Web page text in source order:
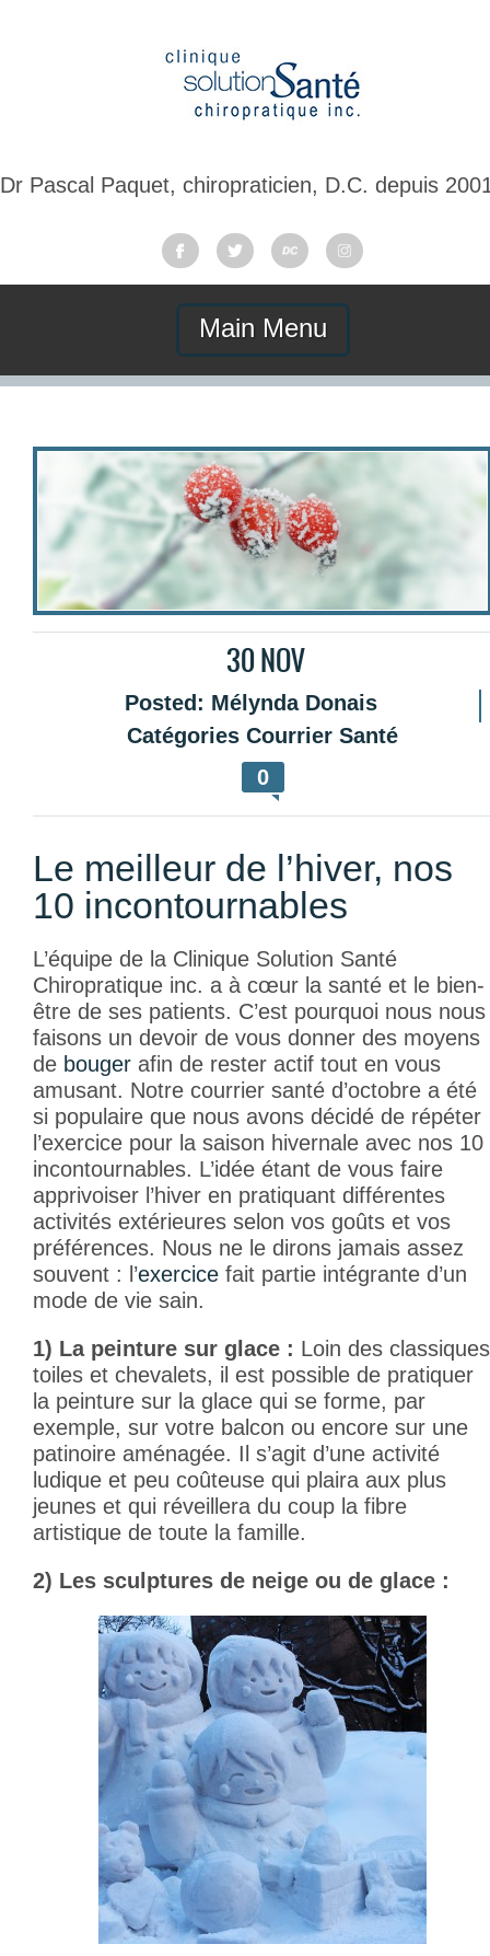
Dr Pascal Paquet, chiropraticien, D.C. depuis
Main Menu
30 NOV
Posted: Mélynda Donais
Catégories Courrier Santé
0
Le meilleur de l’hiver, nos
10 incontournables
L’équipe de la Clinique Solution Santé
Chiropratique inc. a à cœur la santé et le bien-
être de ses patients. C’est pourquoi nous nous
faisons un devoir de vous donner des moyens
de bouger afin de rester actif tout en vous
amusant. Notre courrier santé d’octobre a été
si populaire que nous avons décidé de répéter
l’exercice pour la saison hivernale avec nos 10
incontournables. L’idée étant de vous faire
apprivoiser l’hiver en pratiquant différentes
activités extérieures selon vos goûts et vos
préférences. Nous ne le dirons jamais assez
souvent : l’exercice fait partie intégrante d’un
mode de vie sain.
1) La peinture sur glace : Loin des classiques
toiles et chevalets, il est possible de pratiquer
la peinture sur la glace qui se forme, par
exemple, sur votre balcon ou encore sur une
patinoire aménagée. Il s’agit d’une activité
ludique et peu coûteuse qui plaira aux plus
jeunes et qui réveillera du coup la fibre
artistique de toute la famille.
2) Les sculptures de neige ou de glace :